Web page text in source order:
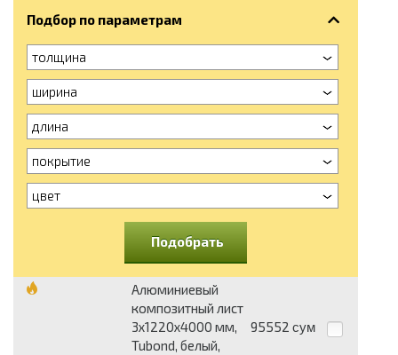
Подбор по параметрам
толщина
ширина
длина
покрытие
цвет
Подобрать
Алюминиевый
композитный лист
3х1220х4000 мм,
Tubond, белый,
95552 сум